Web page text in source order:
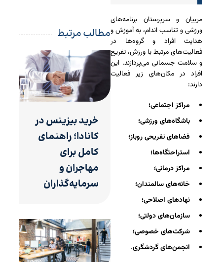
مربیان و سرپرستان برنامه‌های
ورزشی و تناسب‌ اندام، به آموزش و
هدایت افراد و گروه‌ها در
فعالیت‌های مرتبط با ورزش، تفریح
و سلامت جسمانی می‌پردازند. این
افراد در مکان‌های زیر فعالیت
دارند:
مراکز اجتماعی؛
باشگاه‌های ورزشی؛
فضاهای تفریحی روباز؛
استراحتگاه‌ها؛
مراکز درمانی؛
خانه‌های سالمندان؛
نهادهای اصلاحی؛
سازمان‌های دولتی؛
شرکت‌های خصوصی؛
انجمن‌های گردشگری.
مطالب مرتبط
خرید بیزینس در
کانادا؛ راهنمای
کامل برای
مهاجران و
سرمایه‌گذاران